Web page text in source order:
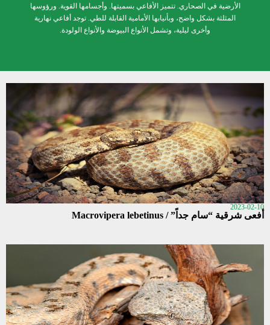
الأرضية في الصحاري. تتميز الأفاعي بسميتها. وأجسامها القوية. ورؤوسها
المثلثة بشكل واضح، وبأنيابها الأمامية القابلة للطي. توجد أفاعي نهارية
وأخرى ليلية، وتشمل الأنواع البيوضة والأنواع الولودة.
2023-02-10
أفعى شرقية “سام جداً” / Macrovipera lebetinus